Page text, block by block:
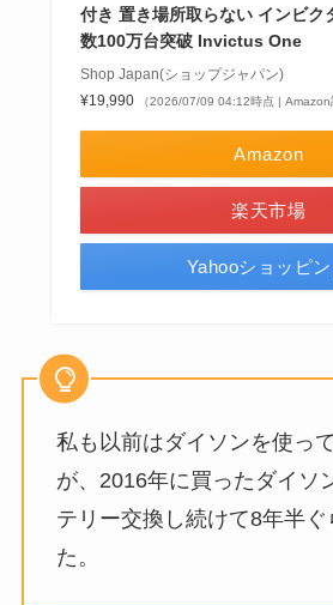
付き 置き場所取らない インビク
数100万台突破 Invictus One
Shop Japan(ショップジャパン)
¥19,990
（2026/07/09 04:12時点 | Amazon
Amazon
楽天市場
Yahooショッピ
私も以前はダイソンを使っ
が、2016年に買ったダイソ
テリー交換し続けて8年半ぐ
た。